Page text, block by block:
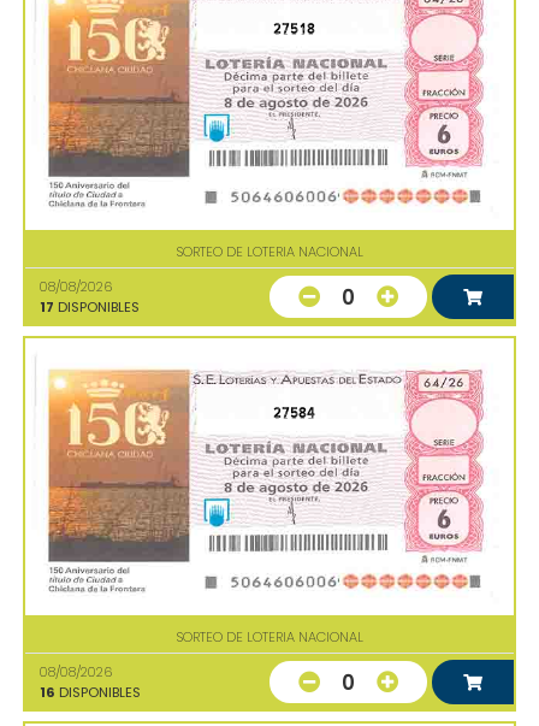
27518
SORTEO DE LOTERIA NACIONAL
08/08/2026
17 DISPONIBLES 0
27584
SORTEO DE LOTERIA NACIONAL
08/08/2026
16 DISPONIBLES 0